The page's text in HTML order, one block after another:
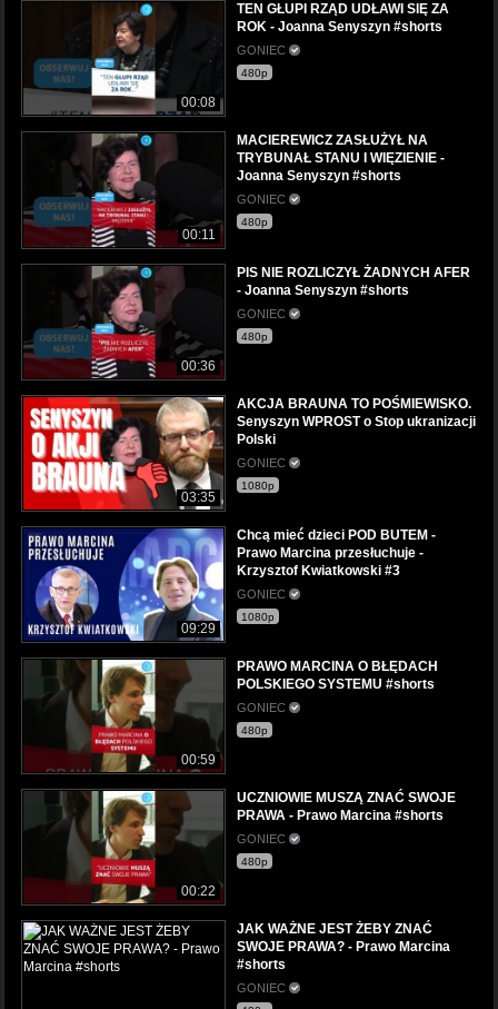
00:08
TEN GŁUPI RZĄD UDŁAWI SIĘ ZA
ROK - Joanna Senyszyn #shorts
GONIEC
480p
00:11
MACIEREWICZ ZASŁUŻYŁ NA
TRYBUNAŁ STANU I WIĘZIENIE -
Joanna Senyszyn #shorts
GONIEC
480p
00:36
PIS NIE ROZLICZYŁ ŻADNYCH AFER
- Joanna Senyszyn #shorts
GONIEC
480p
03:35
AKCJA BRAUNA TO POŚMIEWISKO.
Senyszyn WPROST o Stop ukranizacji
Polski
GONIEC
1080p
09:29
Chcą mieć dzieci POD BUTEM -
Prawo Marcina przesłuchuje -
Krzysztof Kwiatkowski #3
GONIEC
1080p
00:59
PRAWO MARCINA O BŁĘDACH
POLSKIEGO SYSTEMU #shorts
GONIEC
480p
00:22
UCZNIOWIE MUSZĄ ZNAĆ SWOJE
PRAWA - Prawo Marcina #shorts
GONIEC
480p
JAK WAŻNE JEST ŻEBY ZNAĆ
SWOJE PRAWA? - Prawo Marcina
#shorts
GONIEC